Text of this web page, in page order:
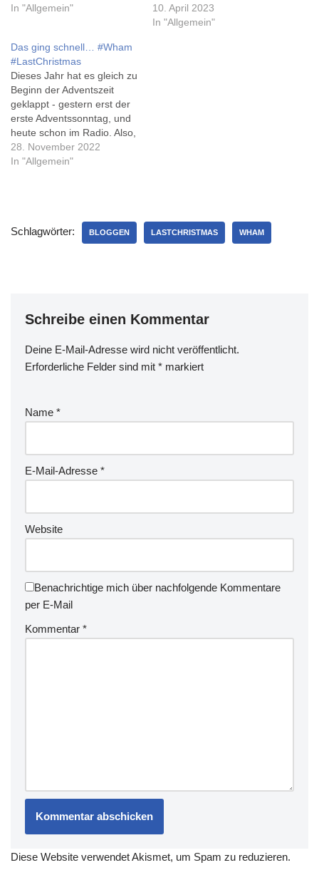
Safety first, sozusagen.
lesen: nachdem es im
letzten Jahr noch vor
Nikolaus so weit war, hat es
diesmal ein…
In "Allgemein"
#DasGelbevomEi. Leute
stimmen für ihren
10. April 2023
In "Allgemein"
Das ging schnell… #Wham
#LastChristmas
Dieses Jahr hat es gleich zu
Beginn der Adventszeit
geklappt - gestern erst der
erste Adventssonntag, und
heute schon im Radio. Also,
da ist es ja öfter, aber es
'gildet' ja nur, wenn ich es
das gebührend…
28. November 2022
In "Allgemein"
Schlagwörter: BLOGGEN LASTCHRISTMAS WHAM
Schreibe einen Kommentar
Deine E-Mail-Adresse wird nicht veröffentlicht.
Erforderliche Felder sind mit * markiert
Name *
E-Mail-Adresse *
Website
Benachrichtige mich über nachfolgende Kommentare
per E-Mail
Kommentar *
Diese Website verwendet Akismet, um Spam zu reduzieren.